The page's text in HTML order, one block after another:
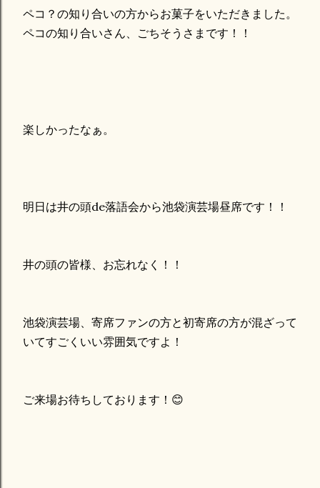
ペコ？の知り合いの方からお菓子をいただきました。
ペコの知り合いさん、ごちそうさまです！！
楽しかったなぁ。
明日は井の頭de落語会から池袋演芸場昼席です！！
井の頭の皆様、お忘れなく！！
池袋演芸場、寄席ファンの方と初寄席の方が混ざって
いてすごくいい雰囲気ですよ！
ご来場お待ちしております！😊